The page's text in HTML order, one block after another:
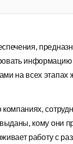
информацию
на всех этапах
кому они
работу с